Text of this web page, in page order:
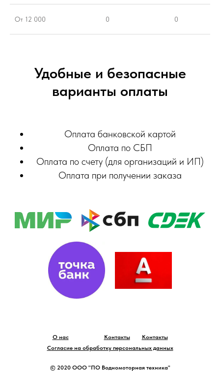
От 12 000 0 0
Удобные и безопасные
варианты оплаты
Оплата банковской картой
Оплата по СБП
Оплата по счету (для организаций и ИП)
Оплата при получении заказа
О нас Контакты
Контакты
Согласие на обработку персональных данных
© 2020 ООО "ПО Водномоторная техника"